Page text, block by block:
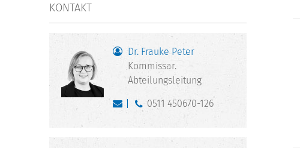
KONTAKT
Dr. Frauke Peter
Kommissar.
Abteilungsleitung
0511 450670-126